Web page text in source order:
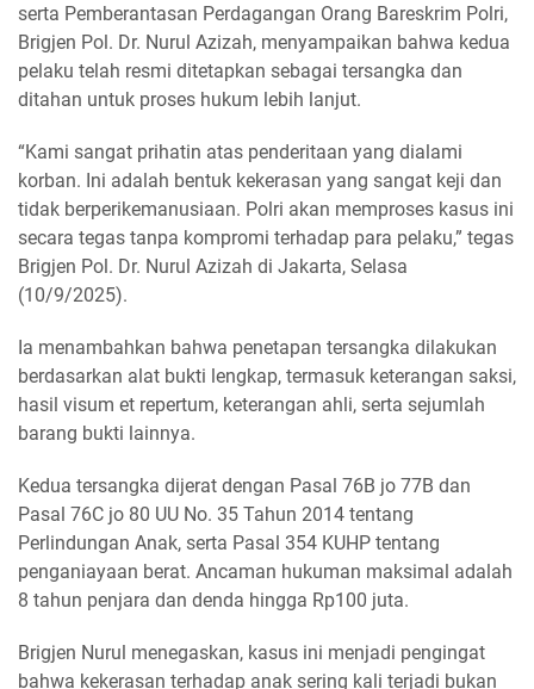
serta Pemberantasan Perdagangan Orang Bareskrim Polri,
Brigjen Pol. Dr. Nurul Azizah, menyampaikan bahwa kedua
pelaku telah resmi ditetapkan sebagai tersangka dan
ditahan untuk proses hukum lebih lanjut.
“Kami sangat prihatin atas penderitaan yang dialami
korban. Ini adalah bentuk kekerasan yang sangat keji dan
tidak berperikemanusiaan. Polri akan memproses kasus ini
secara tegas tanpa kompromi terhadap para pelaku,” tegas
Brigjen Pol. Dr. Nurul Azizah di Jakarta, Selasa
(10/9/2025).
Ia menambahkan bahwa penetapan tersangka dilakukan
berdasarkan alat bukti lengkap, termasuk keterangan saksi,
hasil visum et repertum, keterangan ahli, serta sejumlah
barang bukti lainnya.
Kedua tersangka dijerat dengan Pasal 76B jo 77B dan
Pasal 76C jo 80 UU No. 35 Tahun 2014 tentang
Perlindungan Anak, serta Pasal 354 KUHP tentang
penganiayaan berat. Ancaman hukuman maksimal adalah
8 tahun penjara dan denda hingga Rp100 juta.
Brigjen Nurul menegaskan, kasus ini menjadi pengingat
bahwa kekerasan terhadap anak sering kali terjadi bukan